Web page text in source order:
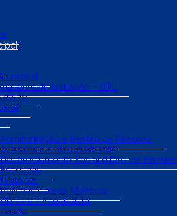
de Licitação – CPL
e Gestão de Pessoas
e Meio Ambiente
Social e Direitos
para as Mulheres
e Infraestrutura